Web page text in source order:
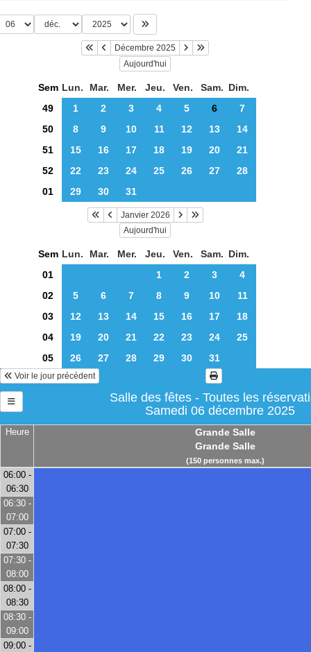
Décembre 2025
Aujourd'hui
Sem Lun. Mar. Mer. Jeu. Ven. Sam. Dim.
49
1 2 3 4 5 6
7
50
8 9 10 11 12 13
14
51
15 16 17 18 19 20
21
52
22 23 24 25 26 27
28
01
29 30 31
Janvier 2026
Aujourd'hui
Sem Lun. Mar. Mer. Jeu. Ven. Sam. Dim.
01
1 2 3
4
02
5 6 7 8 9 10
11
03
12 13 14 15 16 17
18
04
19 20 21 22 23 24
25
05
26 27 28 29 30 31
Voir le jour précédent
Salle des fêtes - Toutes les
Samedi 06 décembre 2025
Heure
Grande Salle
Grande Salle
(150 personnes max.)
06:00 -
06:30
06:30 -
07:00
07:00 -
07:30
07:30 -
08:00
08:00 -
08:30
08:30 -
09:00
09:00 -